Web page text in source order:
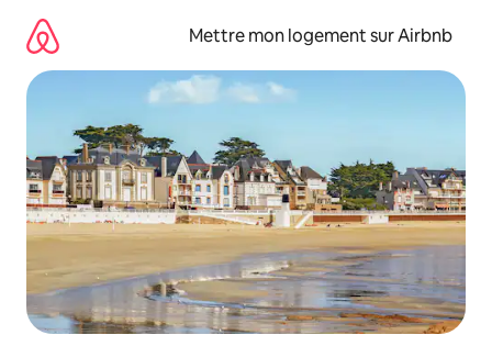
directement
contenu
Mettre mon logement sur Airbnb